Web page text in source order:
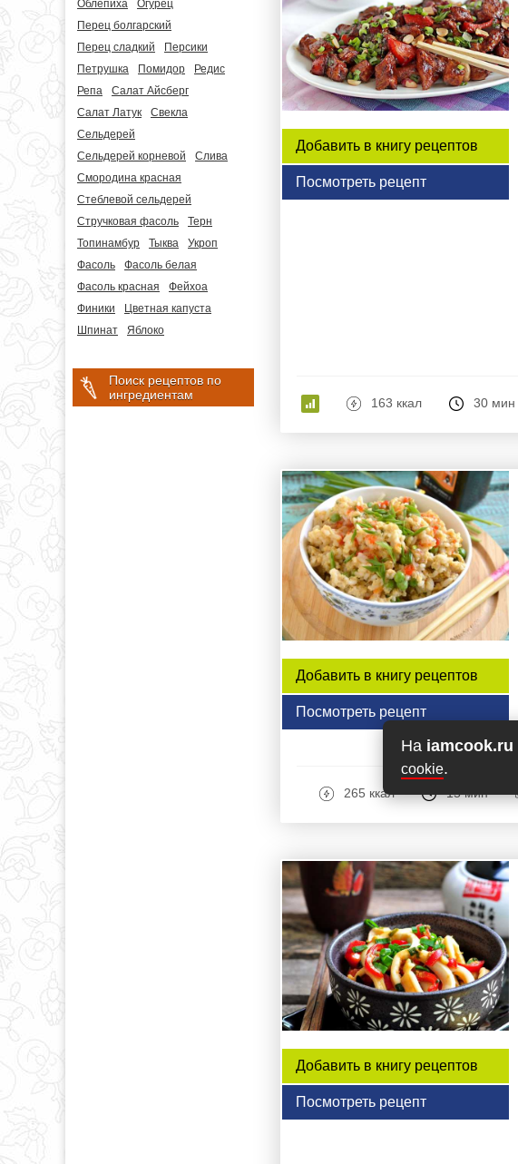
На iamcook.ru
cookie.
Облепиха
Огурец
Перец болгарский
Перец сладкий
Персики
Петрушка
Помидор
Редис
Репа
Салат Айсберг
Салат Латук
Свекла
Сельдерей
Сельдерей корневой
Слива
Смородина красная
Стеблевой сельдерей
Стручковая фасоль
Терн
Топинамбур
Тыква
Укроп
Фасоль
Фасоль белая
Фасоль красная
Фейхоа
Финики
Цветная капуста
Шпинат
Яблоко
Поиск рецептов по
ингредиентам
Добавить в книгу рецептов
Посмотреть рецепт
163 ккал 30 мин
Добавить в книгу рецептов
Посмотреть рецепт
265 ккал 15 мин
Добавить в книгу рецептов
Посмотреть рецепт